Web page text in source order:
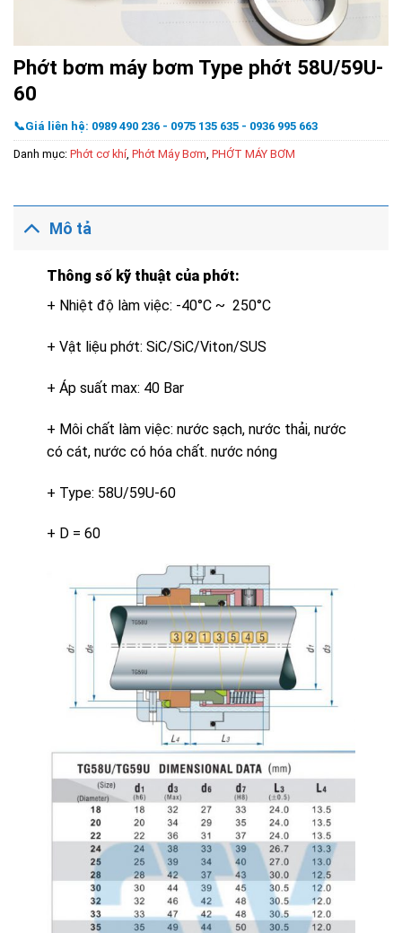
Phớt bơm máy bơm Type phớt 58U/59U-
60
📞Giá liên hệ: 0989 490 236 - 0975 135 635 - 0936 995 663
Danh mục: Phớt cơ khí Phớt Máy Bơm PHỚT MÁY BƠM
Mô tả
Thông số kỹ thuật của phớt:
+ Nhiệt độ làm việc: -40°C ~ 250°C
+ Vật liệu phớt: SiC/SiC/Viton/SUS
+ Áp suất max: 40 Bar
+ Môi chất làm việc: nước sạch, nước thải, nước
có cát, nước có hóa chất. nước nóng
+ Type: 58U/59U-60
+ D = 60